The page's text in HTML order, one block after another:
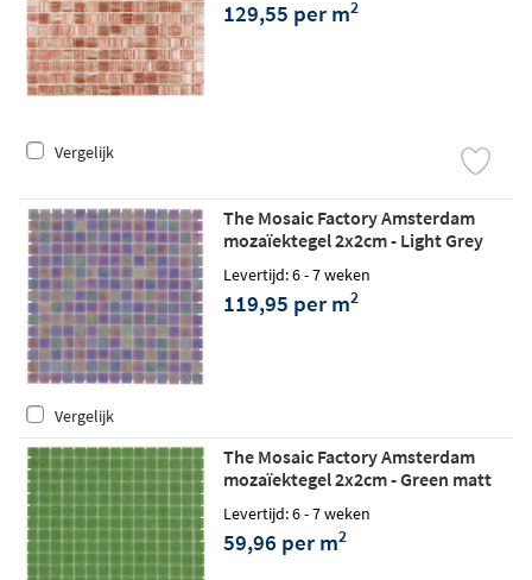
129,55 per m2
Vergelijk
The Mosaic Factory Amsterdam
mozaïektegel 2x2cm - Light Grey
glossy
Levertijd: 6 - 7 weken
119,95 per m2
Vergelijk
The Mosaic Factory Amsterdam
mozaïektegel 2x2cm - Green matt
Levertijd: 6 - 7 weken
59,96 per m2